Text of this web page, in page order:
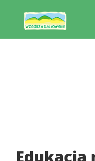
Edukacja